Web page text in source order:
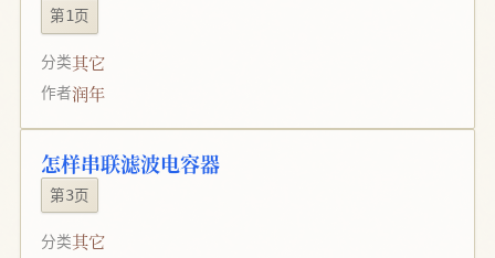
第1页
分类其它
作者润年
怎样串联滤波电容器
第3页
分类其它